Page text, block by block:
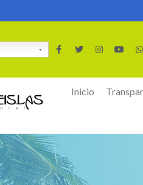
Inicio